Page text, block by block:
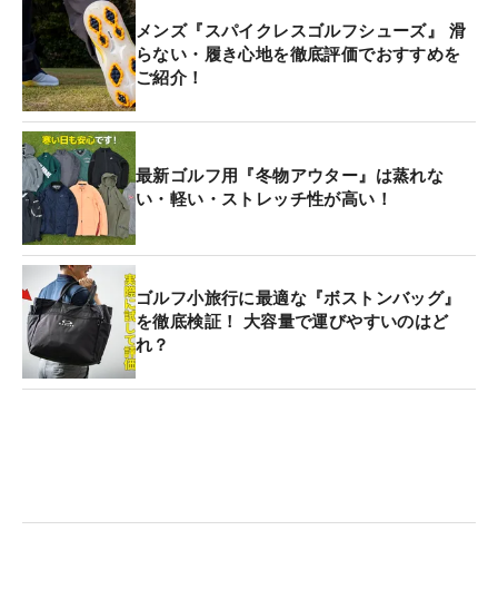
メンズ『スパイクレスゴルフシューズ』 滑
らない・履き心地を徹底評価でおすすめを
ご紹介！
最新ゴルフ用『冬物アウター』は蒸れな
い・軽い・ストレッチ性が高い！
ゴルフ小旅行に最適な『ボストンバッグ』
を徹底検証！ 大容量で運びやすいのはど
れ？